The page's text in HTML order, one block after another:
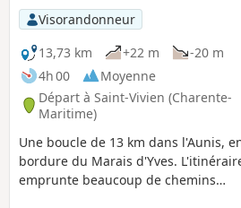
Visorandonneur
13,73 km
+22 m
-20 m
4h 00
Moyenne
Départ à Saint-Vivien (Charente-
Maritime)
Une boucle de 13 km dans l'Aunis,
bordure du Marais d'Yves.
emprunte beaucoup de chemins